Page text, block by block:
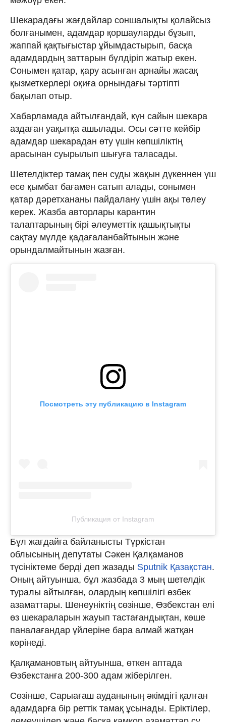
Шекарадағы жағдайлар соншалықты қолайсыз
болғанымен, адамдар қоршауларды бұзып,
жаппай қақтығыстар ұйымдастырып, басқа
адамдардың заттарын бүлдіріп жатыр екен.
Сонымен қатар, қару асынған арнайы жасақ
қызметкерлері оқиға орнындағы тәртіпті
бақылап отыр.
Хабарламада айтылғандай, күн сайын шекара
аздаған уақытқа ашылады. Осы сәтте кейбір
адамдар шекарадан өту үшін көпшіліктің
арасынан суырылып шығуға таласады.
Шетелдіктер тамақ пен суды жақын дүкеннен үш
есе қымбат бағамен сатып алады, сонымен
қатар дәретхананы пайдалану үшін ақы төлеу
керек. Жазба авторлары карантин
талаптарының бірі әлеуметтік қашықтықты
сақтау мүлде қадағаланбайтынын және
орындалмайтынын жазған.
Посмотреть эту публикацию в Instagram
Публикация от Instagram
Бұл жағдайға байланысты Түркістан
облысының депутаты Сәкен Қалқаманов
түсініктеме берді деп жазады Sputnik Қазақстан.
Оның айтуынша, бұл жазбада 3 мың шетелдік
туралы айтылған, олардың көпшілігі өзбек
азаматтары. Шенеуніктің сөзінше, Өзбекстан елі
өз шекараларын жауып тастағандықтан, көше
паналағандар үйлеріне бара алмай жатқан
көрінеді.
Қалқамановтың айтуынша, өткен аптада
Өзбекстанға 200-300 адам жіберілген.
Сөзінше, Сарыағаш ауданының әкімдігі қалған
адамдарға бір реттік тамақ ұсынады. Еріктілер,